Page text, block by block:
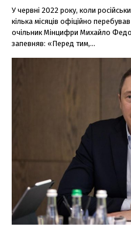
У червні 2022 року, коли
кілька місяців офіційно
очільник Мінцифри Михайло
запевняв: «Перед тим,...